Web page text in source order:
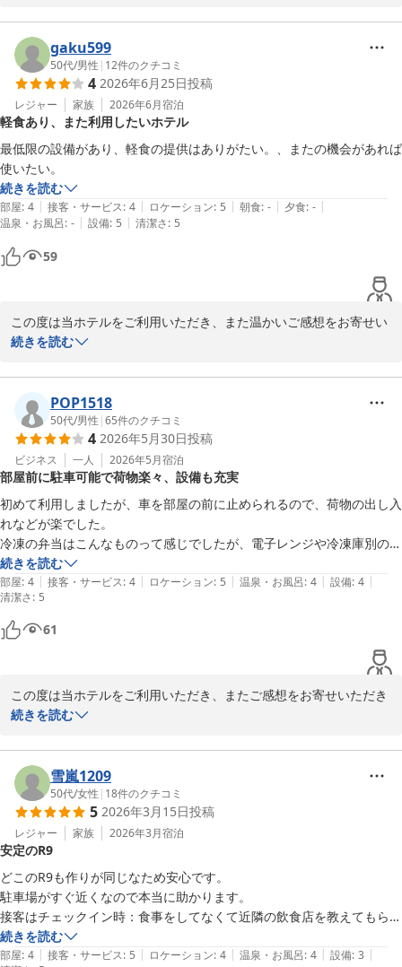
HOTEL R9 The Yard 神埼
ＨＯＴＥＬ Ｒ９ Ｔｈｅ Ｙａｒｄ 神埼
2026-07-02
軽食付だったこととウェルカムドリンクのコーヒーとティーバックのお
茶類はフロントが開いてる時間帯は夜は23時までですが無料で何杯で
も飲めることはありがたかったです。
レンジでチンできる福岡のf.m.kさんのお弁当5種類から一泊に付きひと
つ貰えたこと。断トツ1番人気はカレーとのことでしたが私は新作のと
り蓮根弁当と麻婆茄子弁当。とり蓮根弁当は味つけ少し濃いめでした
が、麻婆茄子弁当は味つけ丁度良かったです。量は大盛りではないので
足りない人もいるかもですが私はちょうどよかったです。
周辺観光マップと飲食店マップはフロント脇に貼ってありますが、配布
コンテナホテルでの宿泊は、ありですね。リピ決定です。
初めてのコンテナホテルでのご宿泊にご満足いただけたとのこと、
さらに「リピ決定」とのお言葉を頂戴し、スタッフ一同大変嬉しく
拝読いたしました。
お部屋の設備やアメニティ、コインランドリー、周辺環境などにつ
きましても詳しくご紹介いただきありがとうございます。コンテナ
ホテルならではの独立性と、一般的なホテルと変わらない快適さを
感じていただけたようで何よりでございます。
また、軽食サービスやウェルカムドリンクにつきましてもご満足い
ただけたとのこと、大変嬉しく思います。お召し上がりいただいた
「とり蓮根弁当」と「麻婆茄子弁当」のご感想もありがとうござい
ます。今後ご利用を検討されるお客様にとっても参考になる貴重な
一方で、ユニットバス内のコンセントや屋根付き駐車・駐輪スペー
スにつきましては、ご不便をおかけいたしました。すぐの改善が難
す。
観光マップや飲食店マップにつきましても貴重なご意見をありがと
うございます。より便利にご利用いただけるよう、案内方法につい
て検討してまいります。
次回も快適にお過ごしいただけるよう努めてまいりますので、ぜひ
またお車やバイクでお近くへお越しの際は当ホテルをご利用くださ
いませ。
スタッフ一同、再びお会いできます日を心よりお待ちしておりま
す。
HOTEL R9 The Yard 神埼
2026-05-31
gaku599
50代/男性 | 12件のクチコミ
4 2026年6月25日投稿
レジャー 家族 2026年6月宿泊
軽食あり、また利用したいホテル
最低限の設備があり、軽食の提供はありがたい。、またの機会があれば
使いたい。
続きを読む
部屋: 4 | 接客・サービス: 4 | ロケーション: 5 | 朝食: - | 夕食: - |
温泉・お風呂: - | 設備: 5 | 清潔さ: 5
59
この度は当ホテルをご利用いただき、また温かいご感想をお寄せい
ただき誠にありがとうございます。
設備面につきましてご満足いただけたとのこと、大変嬉しく拝読い
たしました。また、軽食サービスがお役に立てたようで何よりでご
ざいます。
「また利用したい」とのお言葉は、スタッフ一同にとって大きな励
みとなります。今後も快適にお過ごしいただけるよう、サービスの
向上に努めてまいります。
またお近くへお越しの際は、ぜひ当ホテルをご利用くださいませ。
スタッフ一同、心よりお待ちしております。
HOTEL R9 The Yard 神埼
ＨＯＴＥＬ Ｒ９ Ｔｈｅ Ｙａｒｄ 神埼
続きを読む
POP1518
50代/男性 |65件のクチコミ
4 2026年5月30日投稿
ビジネス 一人 2026年5月宿泊
部屋前に駐車可能で荷物楽々、設備も充実
初めて利用しましたが、車を部屋の前に止められるので、荷物の出し入
れなどが楽でした。
冷凍の弁当はこんなものって感じでしたが、電子レンジや冷凍庫別の冷
蔵庫は氷が作れてよかったです。
続きを読む
部屋: 4 | 接客・サービス: 4 | ロケーション: 5 | 温泉・お風呂: 4 | 設備: 4 |
清潔さ: 5
61
この度は当ホテルをご利用いただき、またご感想をお寄せいただき
誠にありがとうございます。
お車をお部屋の前に駐車できる点や、お荷物の出し入れのしやすさ
にご満足いただけたようで大変嬉しく思います。
また、電子レンジや冷凍庫付き冷蔵庫がお役に立ち、何よりでござ
います。
冷凍弁当につきましても率直なご感想をありがとうございます。今
後のサービス向上の参考とさせていただきます。
これからも快適にお過ごしいただける環境づくりに努めてまいりま
すので、またお近くにお越しの際はぜひご利用くださいませ。スタ
ッフ一同、心よりお待ちしております。
続きを読む
雪嵐1209
50代/女性 | 18件のクチコミ
5 2026年3月15日投稿
レジャー 家族 2026年3月宿泊
安定のR9
どこのR9も作りが同じなため安心です。
駐車場がすぐ近くなので本当に助かります。
接客はチェックイン時：食事をしてなくて近隣の飲食店を教えてもらっ
た。受付にも地図が貼ってあって良かった。チケットアウト時もハキハ
キしていて入りやすく、良かった。
続きを読む
部屋: 4 | 接客・サービス: 5 | ロケーション: 4 | 温泉・お風呂: 4 | 設備: 3 |